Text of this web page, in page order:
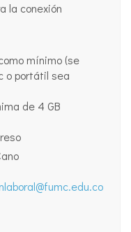
la conexión
mínimo (se
o portátil sea
de 4 GB